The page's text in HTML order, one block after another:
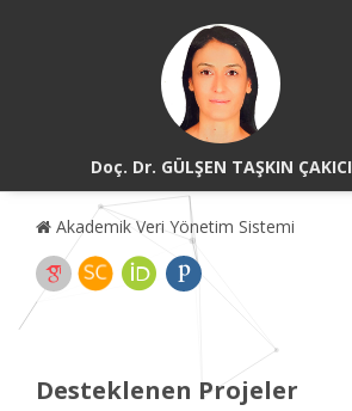
Doç. Dr. GÜLŞEN TAŞKIN ÇAKICI
Akademik Veri Yönetim Sistemi
Desteklenen Projeler